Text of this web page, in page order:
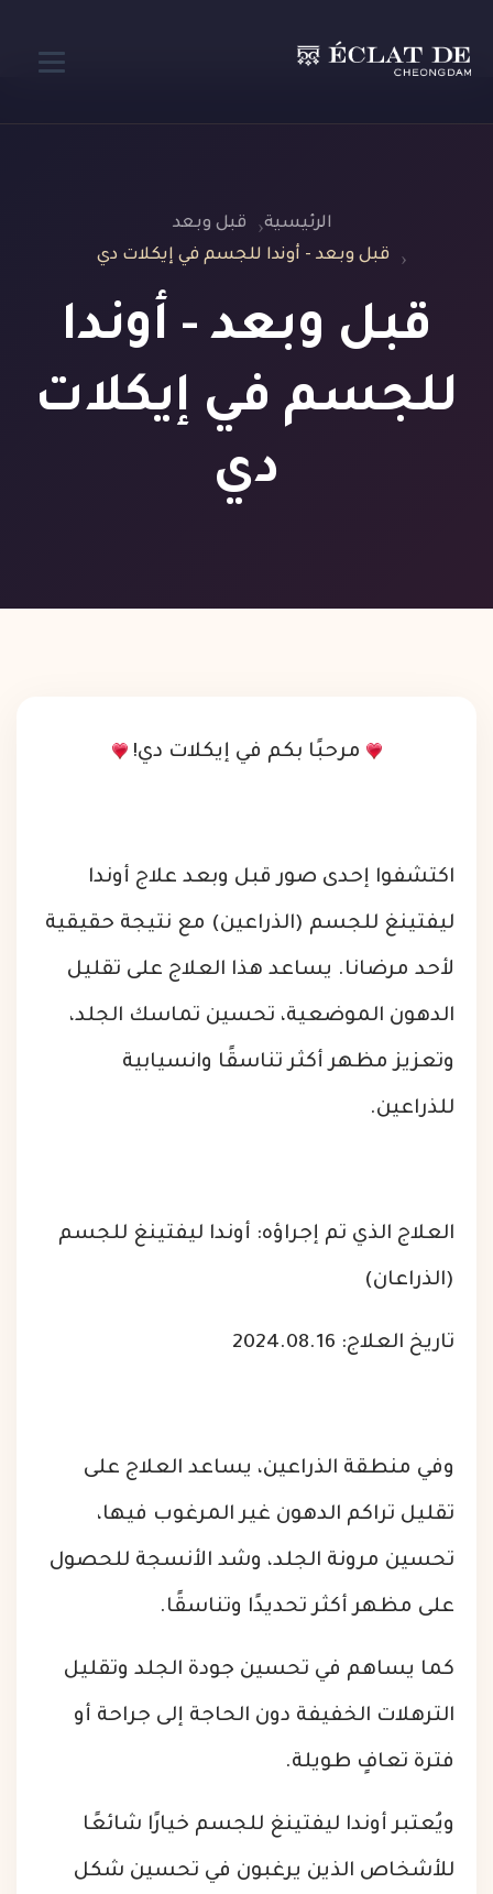
الرئيسية
قبل وبعد
قبل وبعد - أوندا للجسم في إيكلات دي
قبل وبعد - أوندا
للجسم في إيكلات
دي
مرحبًا بكم في إيكلات دي!
اكتشفوا إحدى صور قبل وبعد علاج أوندا
ليفتينغ للجسم (الذراعين) مع نتيجة حقيقية
لأحد مرضانا. يساعد هذا العلاج على تقليل
الدهون الموضعية، تحسين تماسك الجلد،
وتعزيز مظهر أكثر تناسقًا وانسيابية
للذراعين.
العلاج الذي تم إجراؤه: أوندا ليفتينغ للجسم
(الذراعان)
تاريخ العلاج: 2024.08.16
وفي منطقة الذراعين، يساعد العلاج على
تقليل تراكم الدهون غير المرغوب فيها،
تحسين مرونة الجلد، وشد الأنسجة للحصول
على مظهر أكثر تحديدًا وتناسقًا.
كما يساهم في تحسين جودة الجلد وتقليل
الترهلات الخفيفة دون الحاجة إلى جراحة أو
فترة تعافٍ طويلة.
ويُعتبر أوندا ليفتينغ للجسم خيارًا شائعًا
للأشخاص الذين يرغبون في تحسين شكل